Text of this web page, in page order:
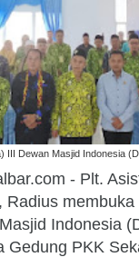
Dewan Masjid Indonesia
- Plt.
Indonesia
Gedung PKK